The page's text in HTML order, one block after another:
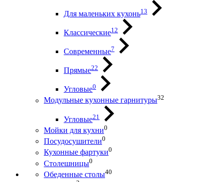
Для маленьких кухонь13
Классические12
Современные7
Прямые22
Угловые0
Модульные кухонные гарнитуры32
Угловые21
Мойки для кухни0
Посудосушители0
Кухонные фартуки0
Столешницы0
Обеденные столы40